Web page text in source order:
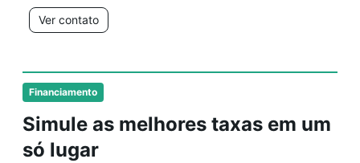
Financiamento
Simule as melhores taxas em um
só lugar
Ver contato